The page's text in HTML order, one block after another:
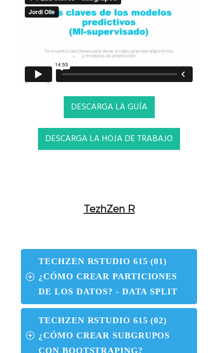
DESCARGA LA GUÍA
DESCARGA LA HOJA DE TRABAJO
TezhZen R
TECHZEN RSTUDIO 615 (01)
¿CÓMO CREAR PARTICIONES
DE LOS DATOS? - DATA SPLIT
TECHZEN RSTUDIO 615 (02)
¿CÓMO CREAR SUBGRUPOS
CON BOOTSTRAPING?